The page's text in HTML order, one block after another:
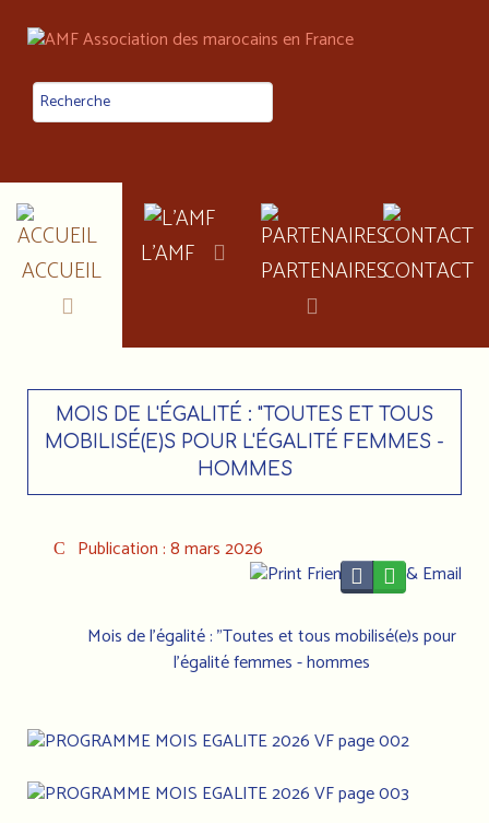
ACCUEIL L'AMF PARTENAIRESCONTACT
MOIS DE L'ÉGALITÉ : "TOUTES ET TOUS
MOBILISÉ(E)S POUR L'ÉGALITÉ FEMMES -
HOMMES
Publication : 8 mars 2026
Mois de l'égalité : "Toutes et tous mobilisé(e)s pour
l'égalité femmes - hommes